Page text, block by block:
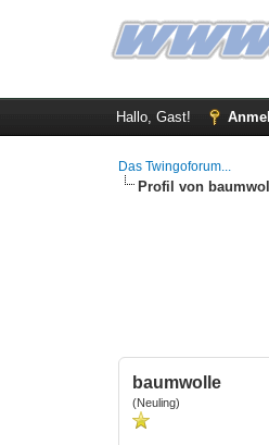
Hallo, Gast!
Das Twingoforum...
Profil von
baumwolle
(Neuling)